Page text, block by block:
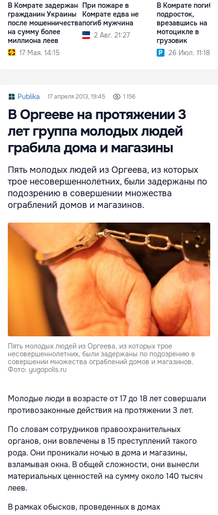
В Комрате задержан
гражданин Украины
после мошенничества
на сумму более
миллиона леев
17 Мая. 14:15
При пожаре в
Комрате едва не
погиб мужчина
2 Авг. 21:27
В Комрате погиб
подросток,
врезавшись на
мотоцикле в
грузовик
26 Июл. 11:18
Publika 17 апреля 2013, 19:45 1 156
В Оргееве на протяжении 3
лет группа молодых людей
грабила дома и магазины
Пять молодых людей из Оргеева, из которых
трое несовершеннолетних, были задержаны по
подозрению в совершении множества
ограблений домов и магазинов.
Пять молодых людей из Оргеева, из которых трое
несовершеннолетних, были задержаны по подозрению в
совершении множества ограблений домов и магазинов.
Фото: yugopolis.ru
Молодые люди в возрасте от 17 до 18 лет совершали
противозаконные действия на протяжении 3 лет.
По словам сотрудников правоохранительных
органов, они вовлечены в 15 преступлений такого
рода. Они проникали ночью в дома и магазины,
взламывая окна. В общей сложности, они вынесли
материальных ценностей на сумму около 140 тысяч
леев.
В рамках обысков, проведенных в домах